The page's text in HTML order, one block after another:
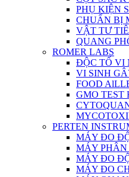
PHỤ KIỆN
CHUẨN BỊ
VẬT TƯ
QUANG
ROMER LABS
ĐỘC TỐ VI
VI SINH
FOOD
GMO TEST
PERTEN
MÁY ĐO
MÁY
MÁY ĐO
MÁY ĐO